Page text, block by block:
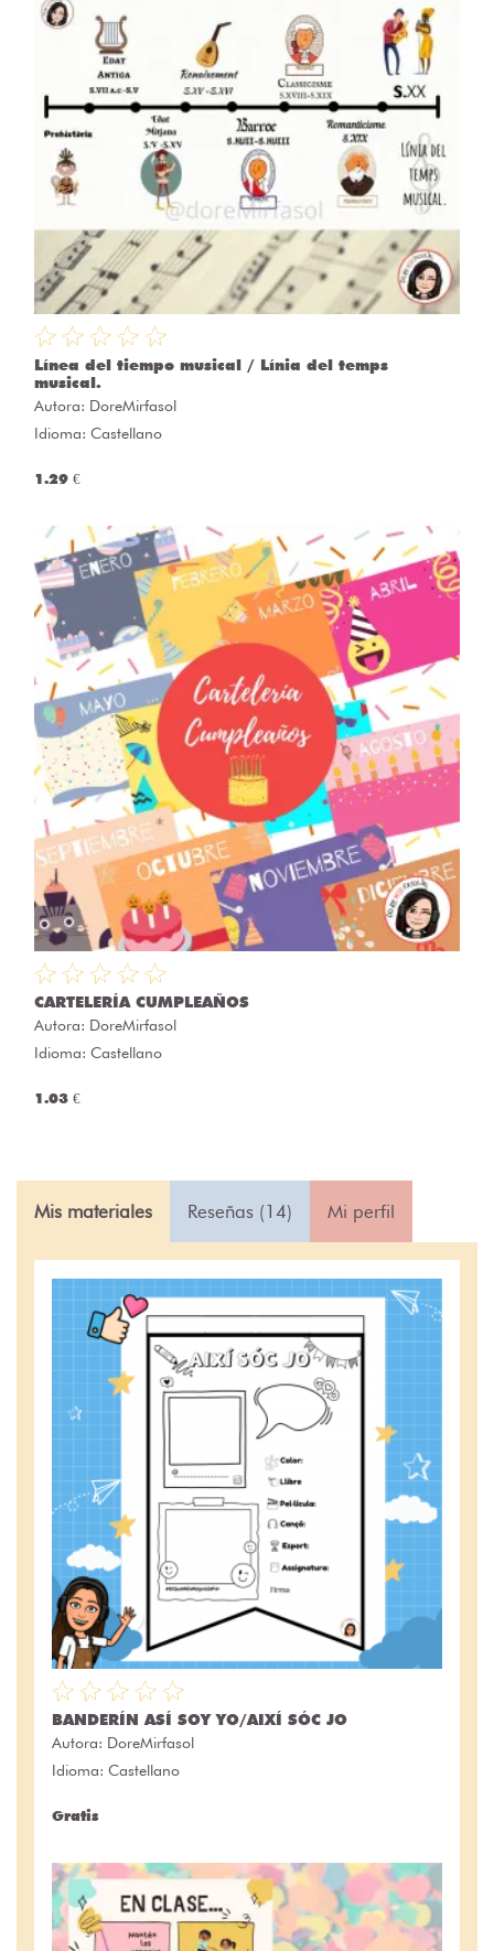
Línea del tiempo musical / Línia del temps
musical.
Autora: DoreMirfasol
Idioma: Castellano
1.29 €
CARTELERÍA CUMPLEAÑOS
Autora: DoreMirfasol
Idioma: Castellano
1.03 €
Mis materiales Reseñas (14) Mi perfil
BANDERÍN ASÍ SOY YO/AIXÍ SÓC JO
Autora: DoreMirfasol
Idioma: Castellano
Gratis